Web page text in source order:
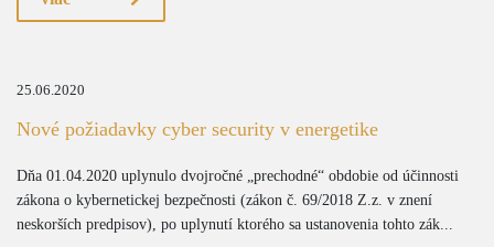
25.06.2020
Nové požiadavky cyber security v energetike
Dňa 01.04.2020 uplynulo dvojročné „prechodné“ obdobie od účinnosti
zákona o kybernetickej bezpečnosti (zákon č. 69/2018 Z.z. v znení
neskorších predpisov), po uplynutí ktorého sa ustanovenia tohto zák...